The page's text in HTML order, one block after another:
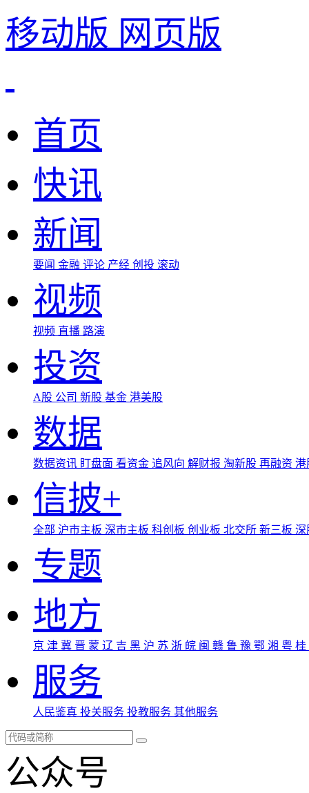
移动版 网页版
首页
快讯
新闻
要闻 金融 评论 产经 创投 滚动
视频
视频 直播 路演
投资
A股 公司 新股 基金 港美股
数据
数据资讯 盯盘面 看资金 追风向 解财报 淘新股 再融资
信披+
全部 沪市主板 深市主板 科创板 创业板 北交所 新三板
专题
地方
京 津 冀 晋 蒙 辽 吉 黑 沪 苏 浙 皖 闽 赣 鲁 豫 鄂 湘 粤 桂
服务
人民鉴真 投关服务 投教服务 其他服务
公众号